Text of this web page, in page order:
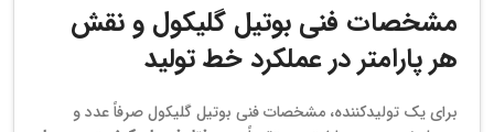
مشخصات فنی بوتیل گلیکول و نقش
هر پارامتر در عملکرد خط تولید
برای یک تولیدکننده، مشخصات فنی بوتیل گلیکول صرفاً عدد و